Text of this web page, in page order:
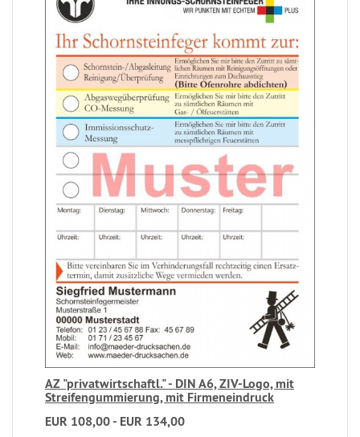
AZ "privatwirtschaftl." - DIN A6, ZIV-Logo, mit
Streifengummierung, mit Firmeneindruck
EUR 108,00 - EUR 134,00